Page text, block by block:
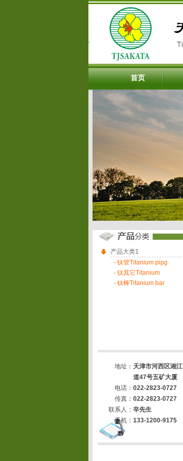
首页
产品大类1
- 钛管Titanium pipg
- 钛其它Titanium
- 钛棒Titanium bar
地址： 天津市河西区湘江
道47号五矿大厦
电话： 022-2823-0727
传真： 022-2823-0727
联系人： 辛先生
手机： 133-1200-9175